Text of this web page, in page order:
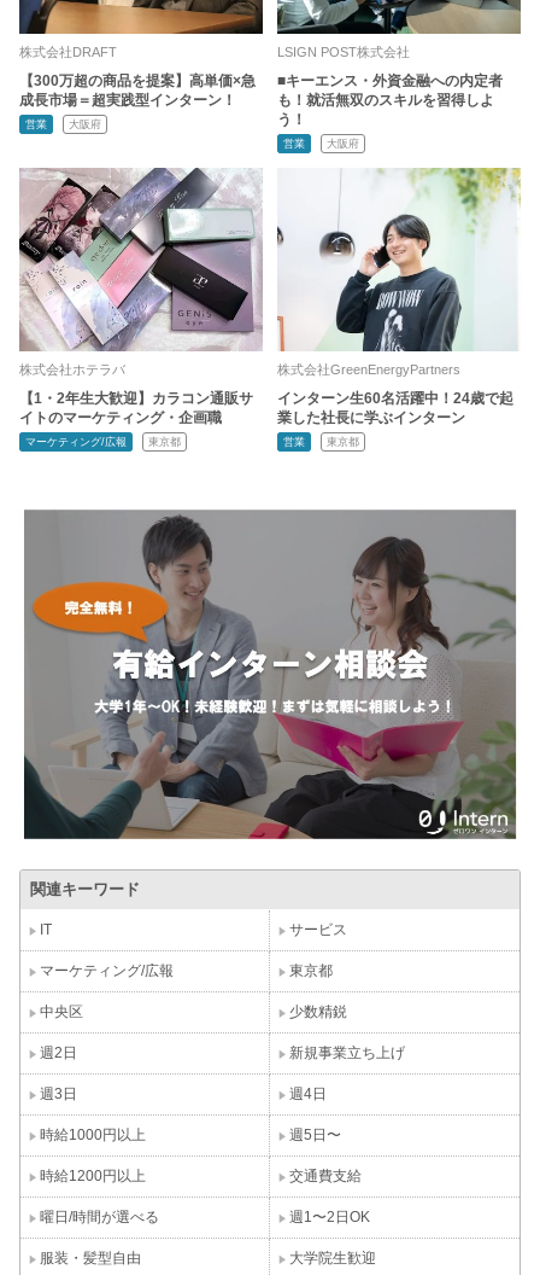
株式会社DRAFT
【300万超の商品を提案】高単価×急
成長市場＝超実践型インターン！
営業 大阪府
LSIGN POST株式会社
■キーエンス・外資金融への内定者
も！就活無双のスキルを習得しよ
う！
営業 大阪府
株式会社ホテラバ
【1・2年生大歓迎】カラコン通販サ
イトのマーケティング・企画職
マーケティング/広報 東京都
株式会社GreenEnergyPartners
インターン生60名活躍中！24歳で起
業した社長に学ぶインターン
営業 東京都
関連キーワード
IT サービス
マーケティング/広報 東京都
中央区 少数精鋭
週2日 新規事業立ち上げ
週3日 週4日
時給1000円以上 週5日〜
時給1200円以上 交通費支給
曜日/時間が選べる 週1〜2日OK
服装・髪型自由 大学院生歓迎